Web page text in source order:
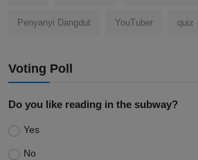
Penyanyi Dangdut YouTuber quiz
Voting Poll
Do you like reading in the subway?
Yes
No